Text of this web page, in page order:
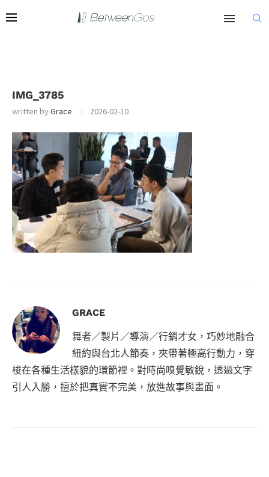
IMG_3785
written byGrace 2026-02-10
GRACE
舞者／製片／導演／行銷才女，巧妙地融合
紐約與台北人節奏，夾帶著極高行動力，穿
梭在各種生活樣貌的環節裡。對時尚嗅覺敏銳，透過文字
引人入勝，擅於把真實不完美，放進故事與畫面。